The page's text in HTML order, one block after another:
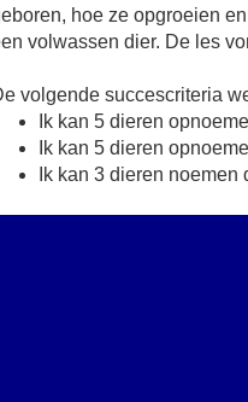
hoe ze opgroeien
volwassen dier. De les
school was het een
volgende succescriteria
Ik kan 5 dieren
Ik kan 5 dieren
Ik kan 3 dieren